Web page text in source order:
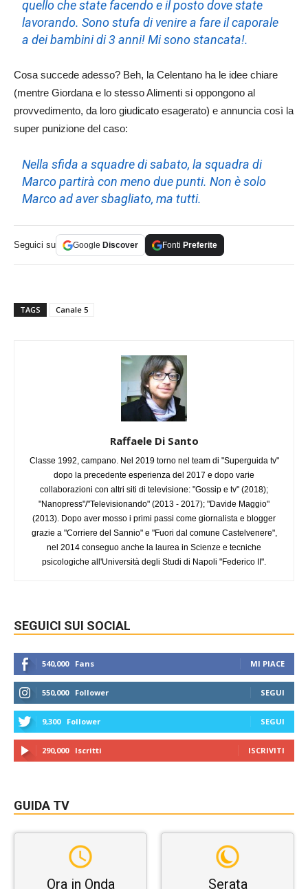
quello che state facendo e il posto dove state
lavorando. Sono stufa di venire a fare il caporale
a dei bambini di 3 anni! Mi sono stancata!.
Cosa succede adesso? Beh, la Celentano ha le idee chiare
(mentre Giordana e lo stesso Alimenti si oppongono al
provvedimento, da loro giudicato esagerato) e annuncia così la
super punizione del caso:
Nella sfida a squadre di sabato, la squadra di
Marco partirà con meno due punti. Non è solo
Marco ad aver sbagliato, ma tutti.
Seguici su Google Discover Fonti Preferite
TAGS Canale 5
Raffaele Di Santo
Classe 1992, campano. Nel 2019 torno nel team di "Superguida tv"
dopo la precedente esperienza del 2017 e dopo varie
collaborazioni con altri siti di televisione: "Gossip e tv" (2018);
"Nanopress"/"Televisionando" (2013 - 2017); "Davide Maggio"
(2013). Dopo aver mosso i primi passi come giornalista e blogger
grazie a "Corriere del Sannio" e "Fuori dal comune Castelvenere",
nel 2014 conseguo anche la laurea in Scienze e tecniche
psicologiche all'Università degli Studi di Napoli "Federico II".
SEGUICI SUI SOCIAL
540,000 Fans MI PIACE
550,000 Follower SEGUI
9,300 Follower SEGUI
290,000 Iscritti ISCRIVITI
GUIDA TV
Ora in Onda Serata